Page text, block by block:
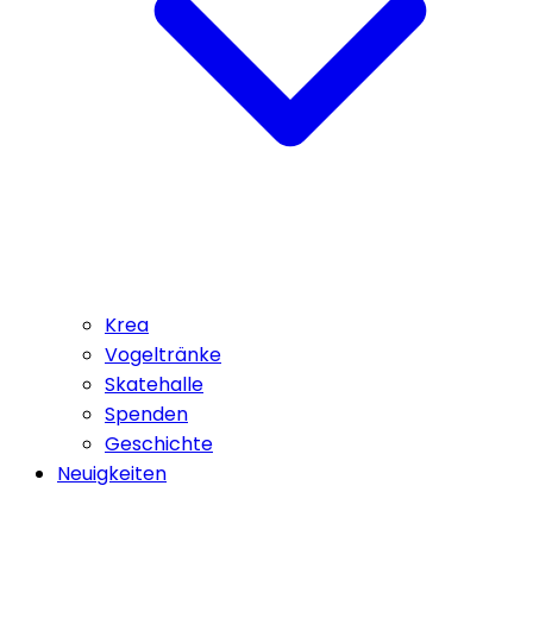
Krea
Vogeltränke
Skatehalle
Spenden
Geschichte
Neuigkeiten